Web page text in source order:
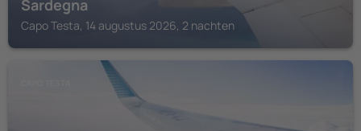
Sardegna
Capo Testa, 14 augustus 2026, 2 nachten